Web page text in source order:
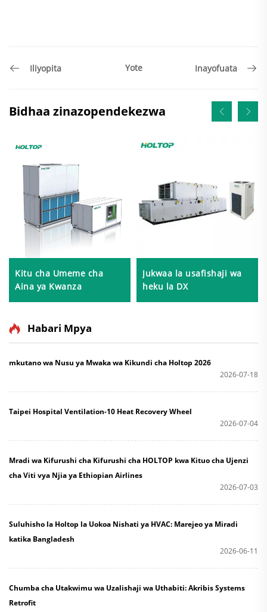
Iliyopita Yote Inayofuata
Bidhaa zinazopendekezwa
Kitu cha Umeme cha
Aina ya Kwanza
Jukwaa la usafishaji wa
heku la DX
Habari Mpya
mkutano wa Nusu ya Mwaka wa Kikundi cha Holtop 2026
2026-07-18
Taipei Hospital Ventilation-10 Heat Recovery Wheel
2026-07-04
Mradi wa Kifurushi cha Kifurushi cha HOLTOP kwa Kituo cha Ujenzi
cha Viti vya Njia ya Ethiopian Airlines
2026-07-03
Suluhisho la Holtop la Uokoa Nishati ya HVAC: Marejeo ya Miradi
katika Bangladesh
2026-06-11
Chumba cha Utakwimu wa Uzalishaji wa Uthabiti: Akribis Systems
Retrofit